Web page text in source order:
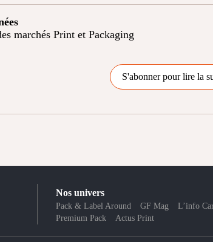
marchés Print et Packaging
S'abonner pour lire la
Nos univers
Pack & Label Around GF Mag
L’info
Premium Pack
Actus Print